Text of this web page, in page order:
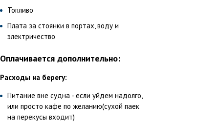
Топливо
Плата за стоянки в портах, воду и
электричество
Оплачивается дополнительно:
Расходы на берегу:
Питание вне судна - если уйдем надолго,
или просто кафе по желанию(сухой паек
на перекусы входит)